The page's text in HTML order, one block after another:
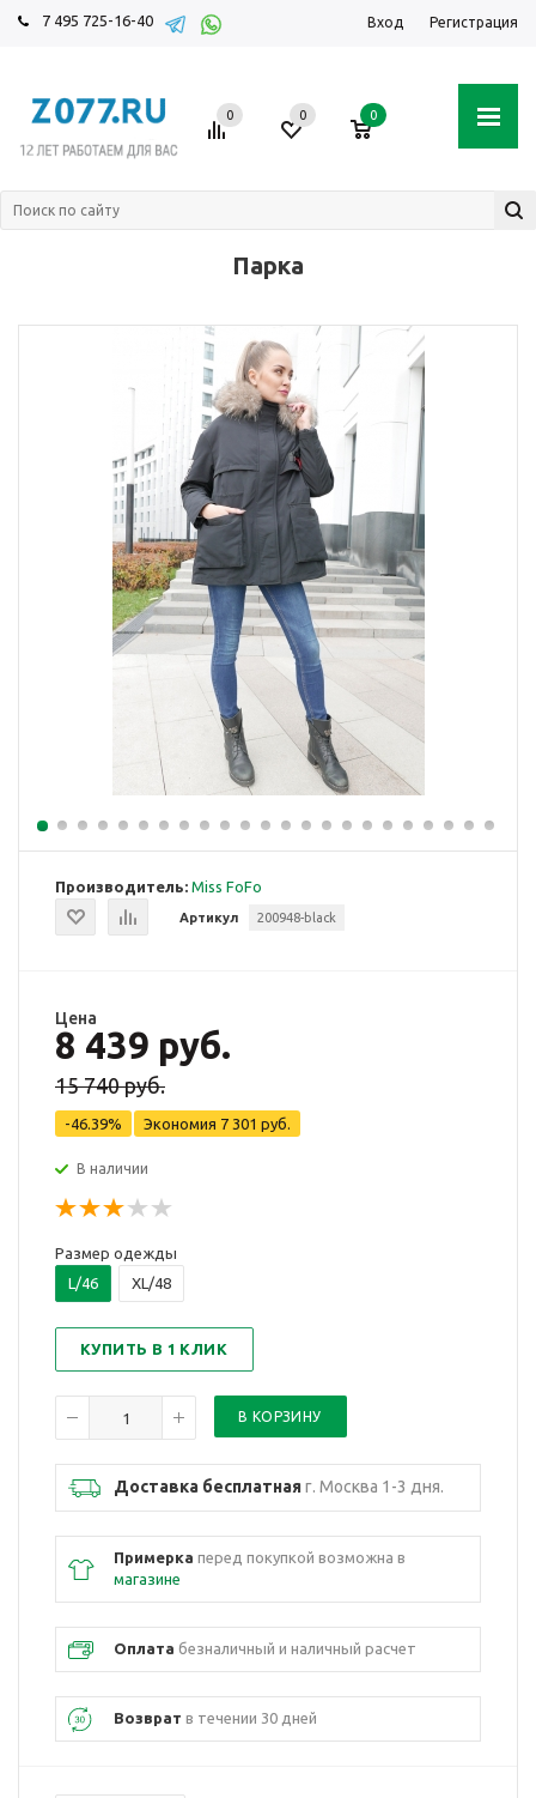
7 495 725-16-40 Вход Регистрация
0 0 0
Парка
Производитель: Miss FoFo
Артикул 200948-black
Цена
8 439 руб.
15 740 руб.
-46.39% Экономия 7 301 руб.
В наличии
Размер одежды
L/46
XL/48
КУПИТЬ В 1 КЛИК
Доставка бесплатнаяг. Москва 1-3 дня.
Примерка перед покупкой возможна в
магазине
Оплата безналичный и наличный расчет
Возврат в течении 30 дней